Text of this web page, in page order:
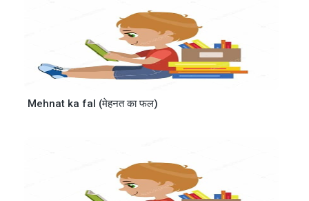
Mehnat ka fal (मेहनत का फल)